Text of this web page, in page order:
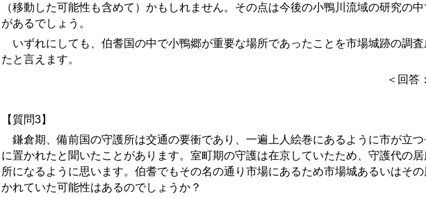
（移動した可能性も含めて）かもしれません。その点は今後の小鴨川流域の研究の
があるでしょう。
いずれにしても、伯耆国の中で小鴨郷が重要な場所であったことを市場城跡の調
たと言えます。
＜回
【質問3】
鎌倉期、備前国の守護所は交通の要衝であり、一遍上人絵巻にあるように市が立つ
に置かれたと聞いたことがあります。 室町期の守護は在京していたため、守護代の
所になるように思います。伯耆でもその名の通り市場にあるため市場城あるいはそ
かれていた可能性はあるのでしょうか？